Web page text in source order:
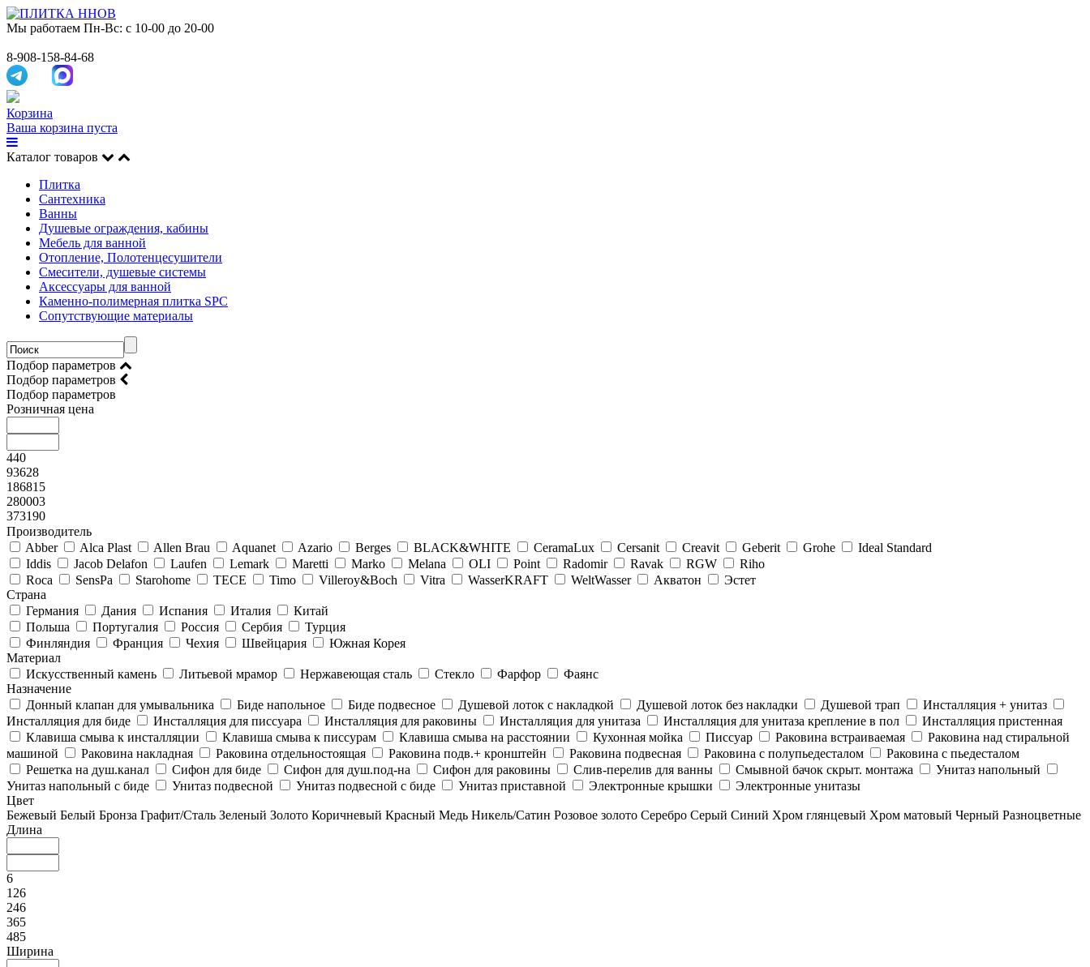
Мы работаем Пн-Вс: с 10-00 до 20-00
8-908-158-84-68
Корзина
Ваша корзина пуста
Каталог товаров
Плитка
Сантехника
Ванны
Душевые ограждения, кабины
Мебель для ванной
Отопление, Полотенцесушители
Смесители, душевые системы
Аксессуары для ванной
Каменно-полимерная плитка SPC
Сопутствующие материалы
Подбор параметров
Подбор параметров
Подбор параметров
Розничная цена
440
93628
186815
280003
373190
Производитель
Abber
Alca Plast Allen Brau Aquanet Azario Berges BLACK&WHITE CeramaLux Cersanit Creavit Geberit Grohe
Ideal Standard
Iddis
Jacob Delafon Laufen Lemark Maretti Marko Melana OLI Point Radomir Ravak RGW
Riho
Roca
SensPa Starohome TECE Timo Villeroy&Boсh Vitra WasserKRAFT WeltWasser Акватон
Эстет
Страна
Германия
Дания Испания Италия
Китай
Польша
Португалия Россия Сербия
Турция
Финляндия
Франция Чехия Швейцария
Южная Корея
Материал
Искусственный камень
Литьевой мрамор Нержавеющая сталь Стекло Фарфор
Фаянс
Назначение
Донный клапан для умывальника
Биде напольное Биде подвесное Душевой лоток с накладкой Душевой лоток без накладки Душевой трап
Инсталляция + унитаз
Инсталляция для биде
Инсталляция для писсуара Инсталляция для раковины Инсталляция для унитаза Инсталляция для унитаза крепление в пол
Инсталляция пристенная
Клавиша смыва к инсталляции
Клавиша смыва к писсурам Клавиша смыва на расстоянии Кухонная мойка Писсуар Раковина встраиваемая
Раковина над стиральной
машиной
Раковина накладная Раковина отдельностоящая Раковина подв.+ кронштейн Раковина подвесная Раковина с полупьедесталом
Раковина с пьедесталом
Решетка на душ.канал
Сифон для биде Сифон для душ.под-на Сифон для раковины Слив-перелив для ванны Смывной бачок скрыт. монтажа
Унитаз напольный
Унитаз напольный с биде
Унитаз подвесной Унитаз подвесной с биде Унитаз приставной Электронные крышки
Электронные унитазы
Цвет
Бежевый Белый Бронза Графит/Сталь Зеленый Золото Коричневый Красный Медь Никель/Сатин Розовое золото Серебро Серый Синий Хром глянцевый Хром матовый Черный Разноцветные
Длина
6
126
246
365
485
Ширина